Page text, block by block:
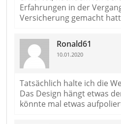
Erfahrungen in der
Versicherung gemacht
Ronald61
10.01.2020
Tatsächlich halte ich die
Das Design hängt etwas
könnte mal etwas